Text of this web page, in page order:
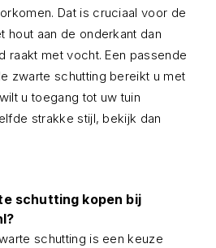
Dat is cruciaal voor de
hout aan de onderkant dan
raakt met vocht. Een passende
zwarte schutting bereikt u met
u toegang tot uw tuin
strakke stijl, bekijk dan
schutting kopen bij
schutting is een keuze